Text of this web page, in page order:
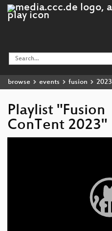
browse events fusion 2023
Playlist "Fusion
ConTent 2023"